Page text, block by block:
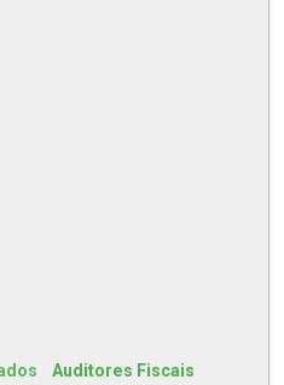
Auditores Fiscais